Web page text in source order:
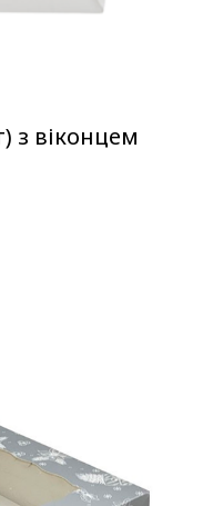
з віконцем